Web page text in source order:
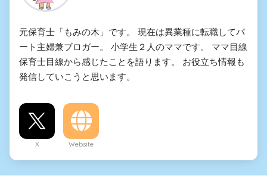
元保育士「もみの木」です。 現在は異業種に転職してパ
ート主婦兼ブロガー。 小学生２人のママです。 ママ目線
保育士目線から感じたことを語ります。 お役立ち情報も
発信していこうと思います。
X Website